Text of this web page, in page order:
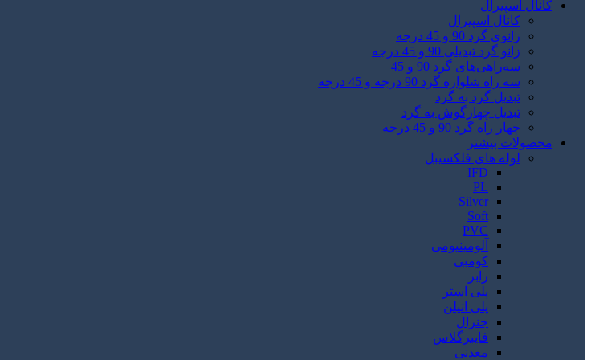
کانال اسپیرال
کانال اسپیرال
زانوی گرد 90 و 45 درجه
زانو گرد تبدیلی 90 و 45 درجه
سه‌راهی‌های گرد 90 و 45
سه راه شلواره گرد 90 درجه و 45 درجه
تبدیل گرد به گرد
تبدیل چهارگوش به گرد
چهار راه گرد 90 و 45 درجه
محصولات بیشتر
لوله های فلکسیبل
IFD
PL
Silver
Soft
PVC
آلومینیومی
کومبی
رابر
پلی استر
پلی اتیلن
جنرال
فایبرگلاس
معدنی